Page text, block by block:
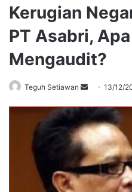
Kerugian
PT Asabri,
Mengaudit?
Teguh Setiawan
Send
email
13/12/